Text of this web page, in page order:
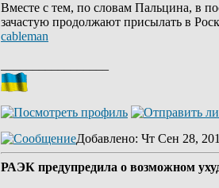
Вместе с тем, по словам Пальцина, в
зачастую продолжают присылать в
cableman
Добавлено: Чт Сен 28,
РАЭК предупредила о возможном